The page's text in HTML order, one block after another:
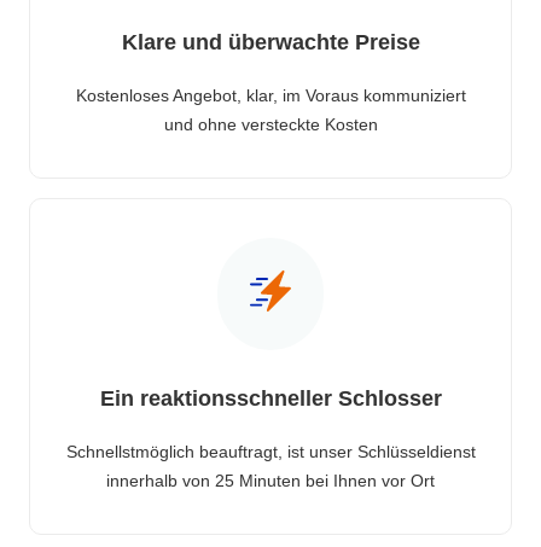
Klare und überwachte Preise
Kostenloses Angebot, klar, im Voraus kommuniziert
und ohne versteckte Kosten
Ein reaktionsschneller Schlosser
Schnellstmöglich beauftragt, ist unser Schlüsseldienst
innerhalb von 25 Minuten bei Ihnen vor Ort